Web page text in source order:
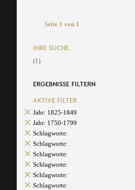
Seite 1 von 1
IHRE SUCHE
(1)
ERGEBNISSE FILTERN
AKTIVE FILTER
Jahr: 1825-1849
Jahr: 1750-1799
Schlagworte:
Schlagworte:
Schlagworte:
Schlagworte:
Schlagworte:
Schlagworte: